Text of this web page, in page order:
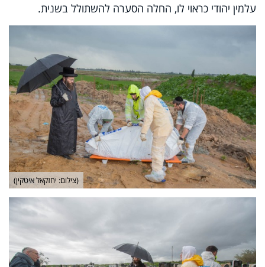
עלמין יהודי כראוי לו, החלה הסערה להשתולל בשנית.
(צילום: יחזקאל איטקין)